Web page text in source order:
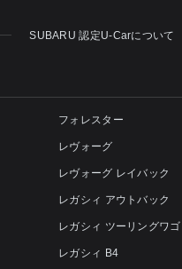
SUBARU 認定U-Carについて
フォレスター
レヴォーグ
レヴォーグ レイバック
レガシィ アウトバック
レガシィ ツーリングワ
レガシィ B4